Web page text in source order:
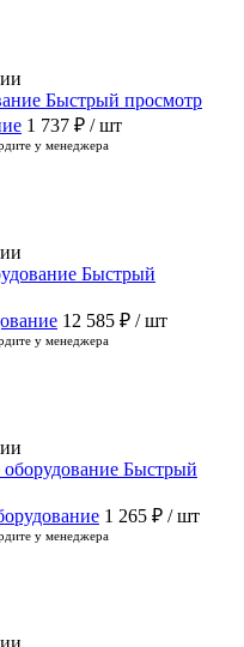
Быстрый просмотр
1 737 ₽ / шт
у менеджера
Быстрый
12 585 ₽ / шт
у менеджера
Быстрый
1 265 ₽ / шт
у менеджера